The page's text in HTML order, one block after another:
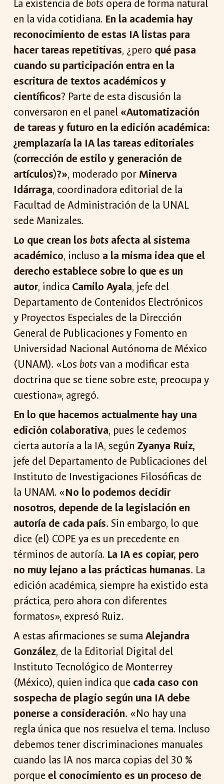
La existencia de bots opera de forma natural
en la vida cotidiana. En la academia hay
reconocimiento de estas IA listas para
hacer tareas repetitivas, ¿pero qué pasa
cuando su participación entra en la
escritura de textos académicos y
científicos? Parte de esta discusión la
conversaron en el panel«Automatización
de tareas y futuro en la edición académica:
¿remplazaría la IA las tareas editoriales
(corrección de estilo y generación de
artículos)?», moderado por Minerva
Idárraga, coordinadora editorial de la
Facultad de Administración de la UNAL
sede Manizales.
Lo que crean los bots afecta al sistema
académico, incluso a la misma idea que el
derecho establece sobre lo que es un
autor, indica Camilo Ayala, jefe del
Departamento de Contenidos Electrónicos
y Proyectos Especiales de la Dirección
General de Publicaciones y Fomento en
Universidad Nacional Autónoma de México
(UNAM). «Los botsvan a modificar esta
doctrina que se tiene sobre este, preocupa y
cuestiona», agregó.
En lo que hacemos actualmente hay una
edición colaborativa, pues le cedemos
cierta autoría a la IA, según Zyanya Ruiz,
jefe del Departamento de Publicaciones del
Instituto de Investigaciones Filosóficas de
la UNAM. «No lo podemos decidir
nosotros, depende de la legislación en
autoría de cada país. Sin embargo, lo que
dice (el) COPE ya es un precedente en
términos de autoría. La IA es copiar, pero
no muy lejano a las prácticas humanas. La
edición académica, siempre ha existido esta
práctica, pero ahora con diferentes
formatos», expresó Ruiz.
A estas afirmaciones se sumaAlejandra
González, de la Editorial Digital del
Instituto Tecnológico de Monterrey
(México), quien indica que cada caso con
sospecha de plagio según una IA debe
ponerse a consideración. «No hay una
regla única que nos resuelva el tema. Incluso
debemos tener discriminaciones manuales
cuando las IA nos marca copias del 30 %
porqueel conocimiento es un proceso de